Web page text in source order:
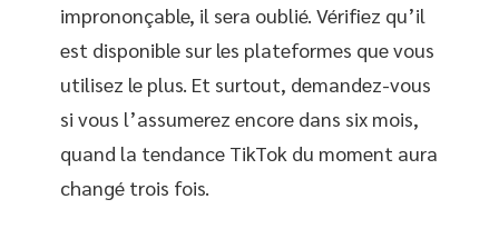
imprononçable, il sera oublié. Vérifiez qu’il
est disponible sur les plateformes que vous
utilisez le plus. Et surtout, demandez-vous
si vous l’assumerez encore dans six mois,
quand la tendance TikTok du moment aura
changé trois fois.